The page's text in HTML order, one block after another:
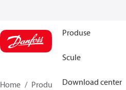
Produse
Scule
Download center
Home Produse Sensing solutions